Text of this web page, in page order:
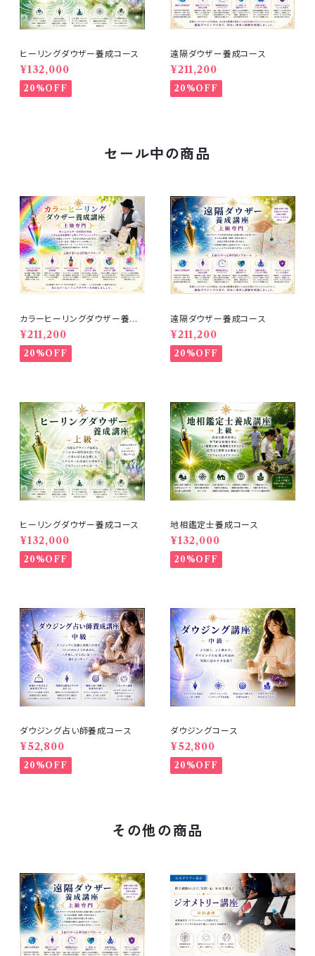
ヒーリングダウザー養成コース
¥132,000
20%OFF
遠隔ダウザー養成コース
¥211,200
20%OFF
セール中の商品
カラーヒーリングダウザー養成
コース
¥211,200
20%OFF
遠隔ダウザー養成コース
¥211,200
20%OFF
ヒーリングダウザー養成コース
¥132,000
20%OFF
地相鑑定士養成コース
¥132,000
20%OFF
ダウジング占い師養成コース
¥52,800
20%OFF
ダウジングコース
¥52,800
20%OFF
その他の商品